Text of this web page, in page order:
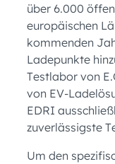
über 6.000
europäischen
kommenden
Ladepunkte
Testlabor von
von EV-
EDRI
zuverlässigste
Um den